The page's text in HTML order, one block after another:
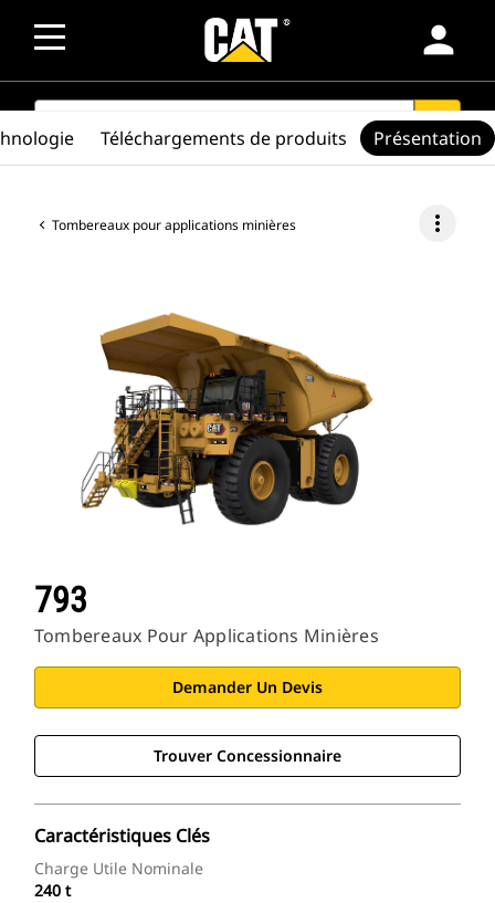
person
SEARCH search
Tombereaux pour applications minières more_vert
793
Tombereaux Pour Applications Minières
Demander Un Devis
Trouver Concessionnaire
Caractéristiques Clés
Charge Utile Nominale
240 t
Téléchargements de produits Présentation